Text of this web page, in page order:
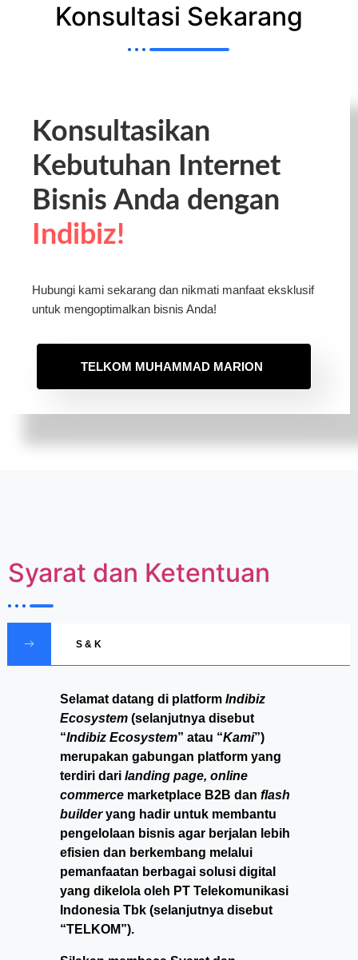
Konsultasi Sekarang
Konsultasikan
Kebutuhan Internet
Bisnis Anda dengan
Indibiz!
Hubungi kami sekarang dan nikmati manfaat eksklusif
untuk mengoptimalkan bisnis Anda!
TELKOM MUHAMMAD MARION
Syarat dan Ketentuan
S & K
Selamat datang di platform Indibiz
Ecosystem (selanjutnya disebut
“Indibiz Ecosystem” atau “Kami”)
merupakan gabungan platform yang
terdiri dari landing page, online
commerce marketplace B2B dan flash
builderyang hadir untuk membantu
pengelolaan bisnis agar berjalan lebih
efisien dan berkembang melalui
pemanfaatan berbagai solusi digital
yang dikelola oleh PT Telekomunikasi
Indonesia Tbk (selanjutnya disebut
“TELKOM”).